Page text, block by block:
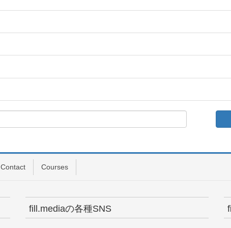
Contact Courses
fill.mediaの各種SNS